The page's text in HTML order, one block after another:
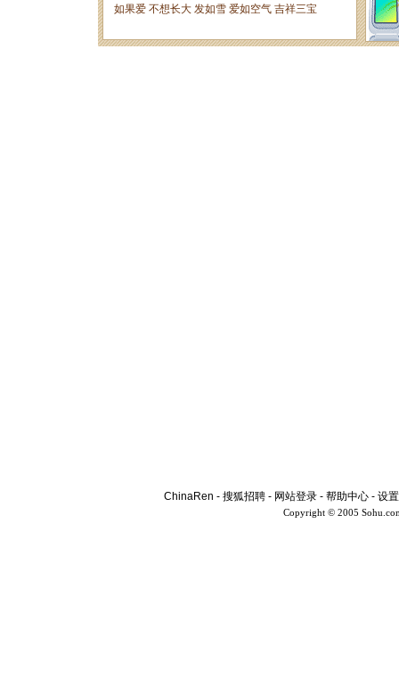
ChinaRen - 搜狐招聘 - 网站登录 - 帮助中心 - 设
Copyright © 2005